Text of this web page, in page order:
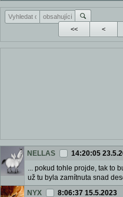
<< <
NELLAS
14:20:05
... pokud tohle projde, tak to
už tu byla zamítnuta snad
NYX
8:06:37 15.5.2023